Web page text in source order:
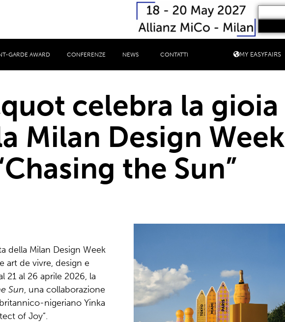
GARDE AWARD CONFERENZE NEWS CONTATTI MY EASYFAIRS
celebra la gioia
Milan Design Week
the Sun”
della Milan Design Week
art de vivre, design e
21 al 26 aprile 2026, la
Sun, una collaborazione
nigeriano Yinka
of Joy”.